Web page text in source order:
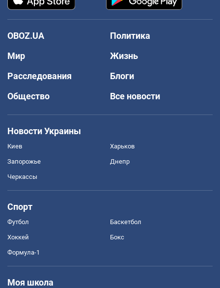
OBOZ.UA
Политика
Мир
Жизнь
Расследования
Блоги
Общество
Все новости
Новости Украины
Киев Харьков
Запорожье Днепр
Черкассы
Спорт
Футбол Баскетбол
Хоккей Бокс
Формула-1
Моя школа